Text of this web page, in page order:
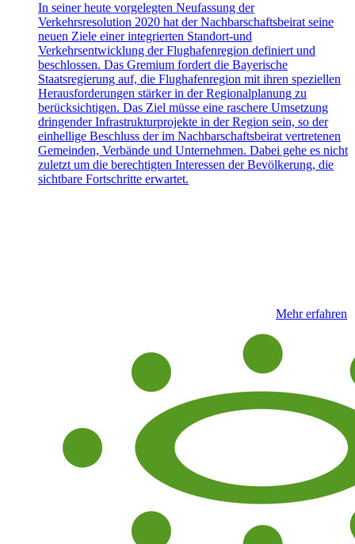
In seiner heute vorgelegten Neufassung der
Verkehrsresolution 2020 hat der Nachbarschaftsbeirat seine
neuen Ziele einer integrierten Standort-und
Verkehrsentwicklung der Flughafenregion definiert und
beschlossen. Das Gremium fordert die Bayerische
Staatsregierung auf, die Flughafenregion mit ihren speziellen
Herausforderungen stärker in der Regionalplanung zu
berücksichtigen. Das Ziel müsse eine raschere Umsetzung
dringender Infrastrukturprojekte in der Region sein, so der
einhellige Beschluss der im Nachbarschaftsbeirat vertretenen
Gemeinden, Verbände und Unternehmen. Dabei gehe es nicht
zuletzt um die berechtigten Interessen der Bevölkerung, die
sichtbare Fortschritte erwartet.
Mehr erfahren